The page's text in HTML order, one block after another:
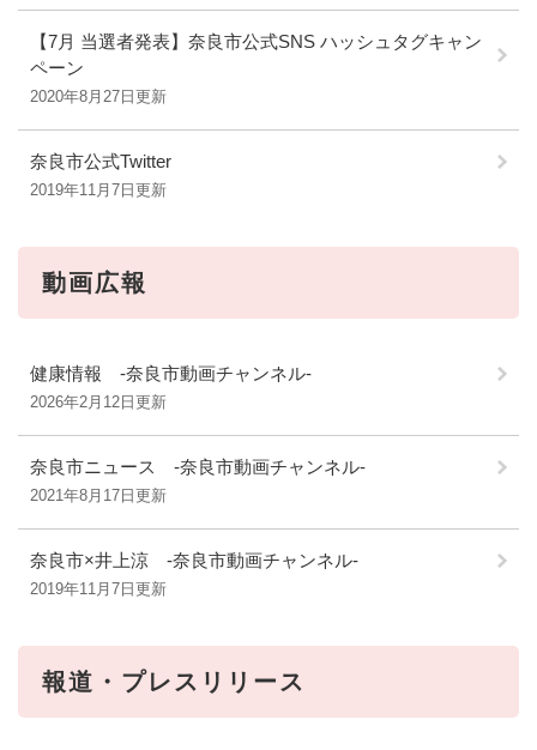
【7月 当選者発表】奈良市公式SNS ハッシュタグキャン
ペーン
2020年8月27日更新
奈良市公式Twitter
2019年11月7日更新
動画広報
健康情報 ‐奈良市動画チャンネル‐
2026年2月12日更新
奈良市ニュース ‐奈良市動画チャンネル‐
2021年8月17日更新
奈良市×井上涼 ‐奈良市動画チャンネル‐
2019年11月7日更新
報道・プレスリリース